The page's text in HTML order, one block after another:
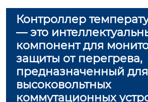
Контроллер
— это
компонент для
защиты от перегрева,
предназначенный для
высоковольтных
коммутационных